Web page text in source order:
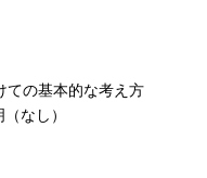
の基本的な考え方
し）